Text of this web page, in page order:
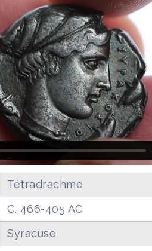
Tétradrachme
C. 466-405 AC
Syracuse